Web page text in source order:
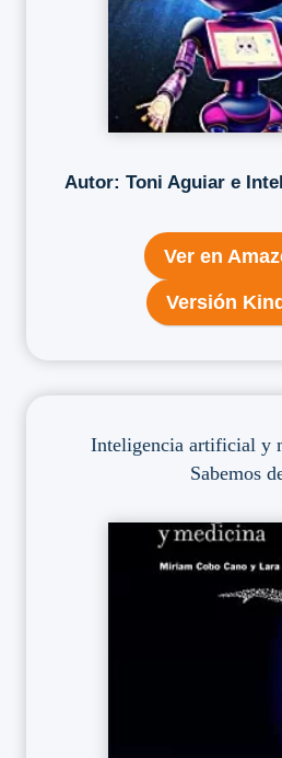
Autor: Toni Aguiar e
Ver en
Versión
Inteligencia artificial y
Sabemos